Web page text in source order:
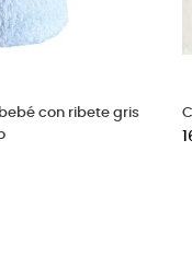
Capa de
bordado